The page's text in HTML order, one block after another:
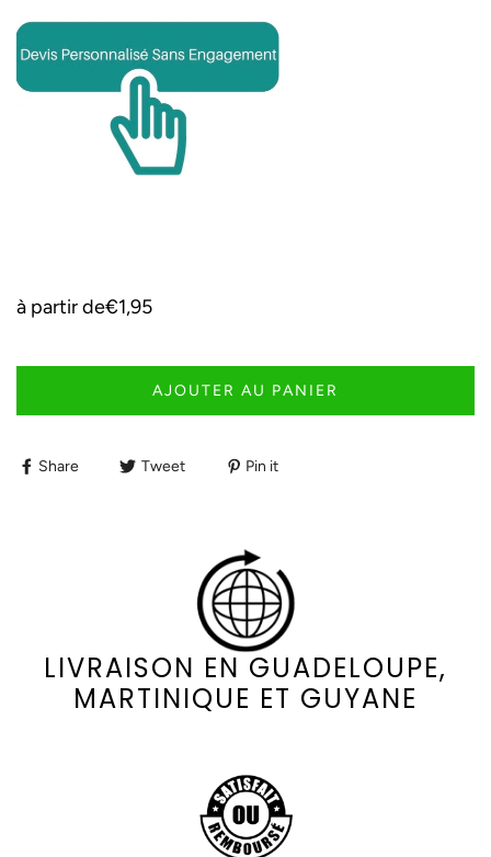
à partir de€1,95
AJOUTER AU PANIER
Share Tweet Pin it
LIVRAISON EN GUADELOUPE,
MARTINIQUE ET GUYANE